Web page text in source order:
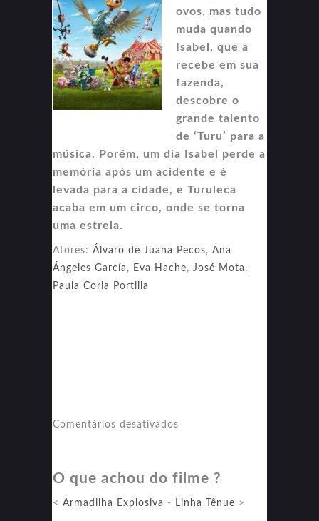
ovos, mas tudo
muda quando
Isabel, que a
recebe em sua
fazenda,
descobre o
grande talento
de ‘Turu’ para a
música. Porém, um dia Isabel perde a
memória após um acidente e é
levada para a cidade, e Turuleca
acaba em um circo, onde se torna
uma estrela.
Atores: Álvaro de Juana Pecos, Ana
Ángeles García , Eva Hache, José Mota ,
Paula Coria Portilla
Comentários desativados
Turuleca
O que achou do filme ?
< Armadilha Explosiva - Linha Tênue >